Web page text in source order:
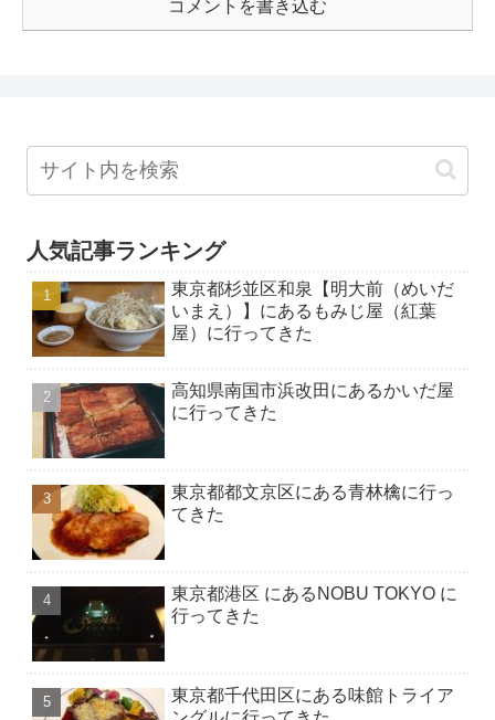
コメントを書き込む
人気記事ランキング
東京都杉並区和泉【明大前（めいだ
いまえ）】にあるもみじ屋（紅葉
屋）に行ってきた
高知県南国市浜改田にあるかいだ屋
に行ってきた
東京都都文京区にある青林檎に行っ
てきた
東京都港区 にあるNOBU TOKYO に
行ってきた
東京都千代田区にある味館トライア